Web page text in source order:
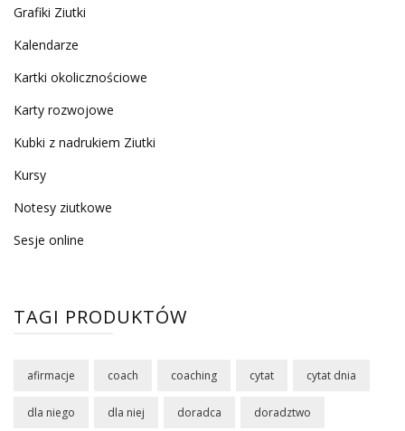
Grafiki Ziutki
Kalendarze
Kartki okolicznościowe
Karty rozwojowe
Kubki z nadrukiem Ziutki
Kursy
Notesy ziutkowe
Sesje online
TAGI PRODUKTÓW
afirmacje coach coaching cytat cytat dnia
dla niego dla niej doradca doradztwo